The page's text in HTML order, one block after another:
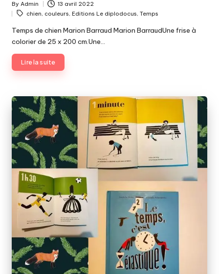
Posted
by
By Admin 13 avril 2022
Tags:
chien, couleurs, Editions Le diplodocus, Temps
Temps de chien Marion Barraud Marion BarraudUne frise à
colorier de 25 x 200 cm.Une…
Lire la suite